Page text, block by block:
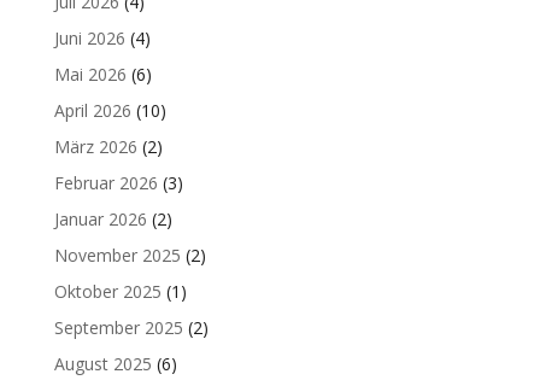
Juni 2026 (4)
Mai 2026 (6)
April 2026 (10)
März 2026 (2)
Februar 2026 (3)
Januar 2026 (2)
November 2025 (2)
Oktober 2025 (1)
September 2025 (2)
August 2025 (6)